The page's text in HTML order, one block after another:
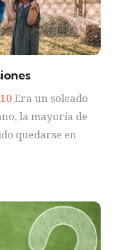
Era un soleado
la mayoría de
quedarse en